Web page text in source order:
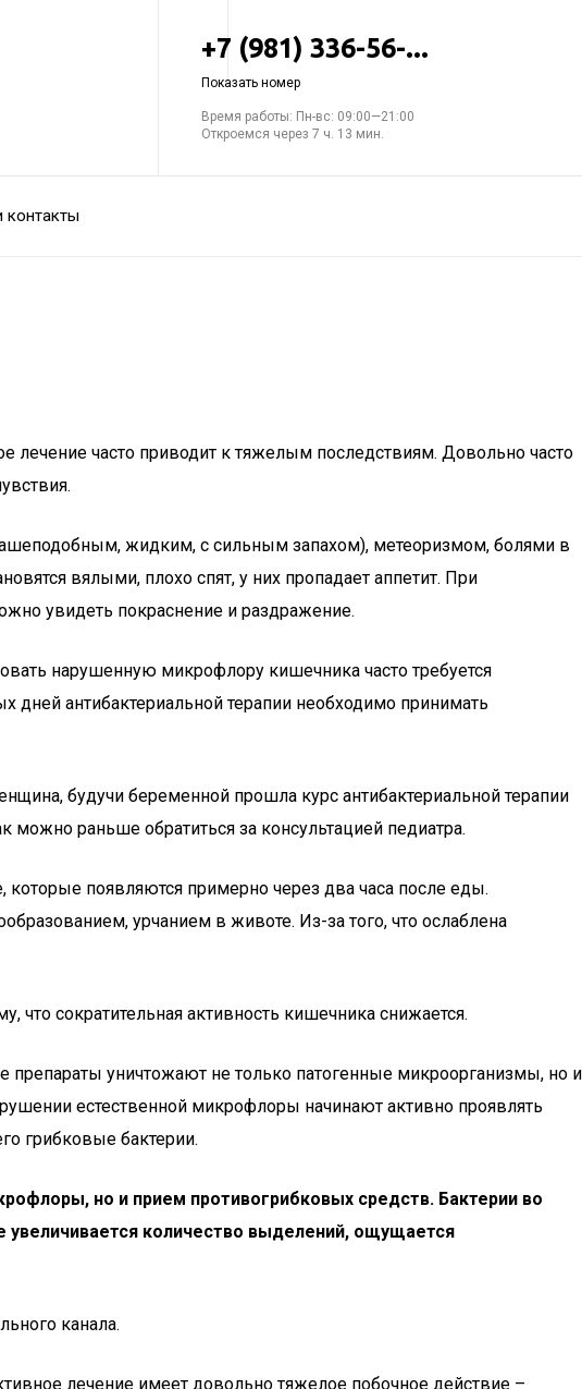
+7 (981) 336-56-...
Показать номер
Время работы: Пн-вс: 09:00—21:00
Откроемся через 7 ч. 13 мин.
контакты
лечение часто приводит к тяжелым последствиям. Довольно часто
жидким, с сильным запахом), метеоризмом, болями в
вялыми, плохо спят, у них пропадает аппетит. При
увидеть покраснение и раздражение.
нарушенную микрофлору кишечника часто требуется
дней антибактериальной терапии необходимо принимать
будучи беременной прошла курс антибактериальной терапии
раньше обратиться за консультацией педиатра.
появляются примерно через два часа после еды.
урчанием в животе. Из-за того, что ослаблена
что сократительная активность кишечника снижается.
препараты уничтожают не только патогенные микроорганизмы, но и
естественной микрофлоры начинают активно проявлять
грибковые бактерии.
но и прием противогрибковых средств. Бактерии во
увеличивается количество выделений, ощущается
канала.
лечение имеет довольно тяжелое побочное действие –